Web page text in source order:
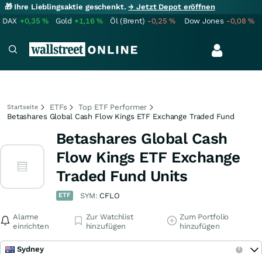
🎁 Ihre Lieblingsaktie geschenkt.→ Jetzt Depot eröffnen
DAX +0,35% Gold +1,16% Öl (Brent) -0,25% Dow Jones -0,08%
Startseite ETFs
Top ETF Performer
Betashares Global Cash Flow Kings ETF Exchange Traded Fund
Betashares Global Cash
Flow Kings ETF Exchange
Traded Fund Units
ETF SYM: CFLO
Alarme
einrichten
Zur Watchlist
hinzufügen
Zum Portfolio
hinzufügen
Sydney